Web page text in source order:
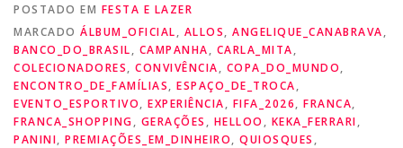
POSTADO EM FESTA E LAZER
MARCADO ÁLBUM_OFICIAL, ALLOS, ANGELIQUE_CANABRAVA,
BANCO_DO_BRASIL, CAMPANHA, CARLA_MITA,
COLECIONADORES, CONVIVÊNCIA, COPA_DO_MUNDO,
ENCONTRO_DE_FAMÍLIAS, ESPAÇO_DE_TROCA,
EVENTO_ESPORTIVO, EXPERIÊNCIA, FIFA_2026, FRANCA,
FRANCA_SHOPPING, GERAÇÕES , HELLOO , KEKA_FERRARI,
PANINI, PREMIAÇÕES_EM_DINHEIRO, QUIOSQUES ,